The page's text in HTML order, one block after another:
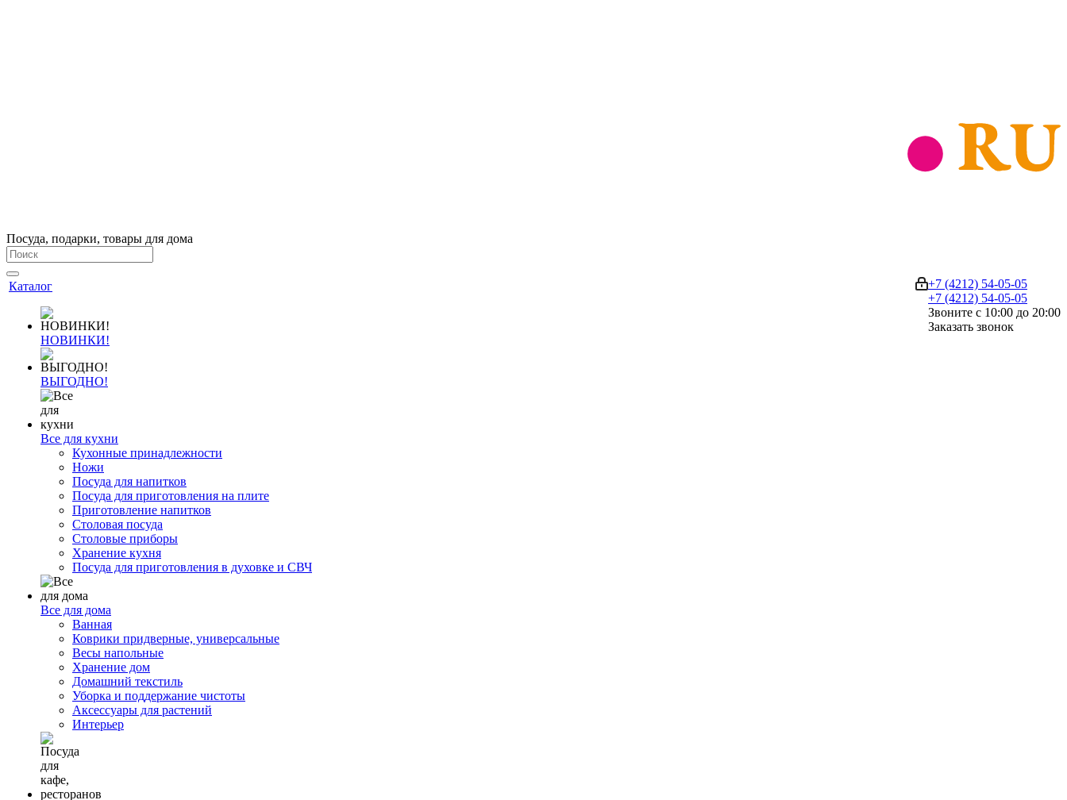
Посуда, подарки, товары для дома
+7 (4212) 54-05-05
+7 (4212) 54-05-05
Звоните с 10:00 до 20:00
Заказать звонок
Каталог
НОВИНКИ!
ВЫГОДНО!
Все для кухни
Кухонные принадлежности
Ножи
Посуда для напитков
Посуда для приготовления на плите
Приготовление напитков
Столовая посуда
Столовые приборы
Хранение кухня
Посуда для приготовления в духовке и СВЧ
Все для дома
Ванная
Коврики придверные, универсальные
Весы напольные
Хранение дом
Домашний текстиль
Уборка и поддержание чистоты
Аксессуары для растений
Интерьер